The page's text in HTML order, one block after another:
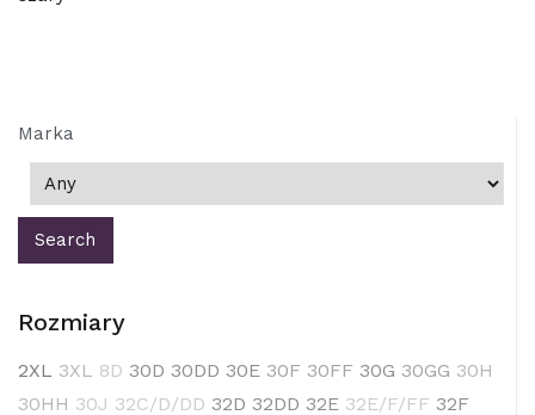
Marka
Rozmiary
2XL 3XL 8D 30D 30DD 30E 30F 30FF 30G 30GG 30H
30HH 30J 32C/D/DD 32D 32DD 32E 32E/F/FF 32F